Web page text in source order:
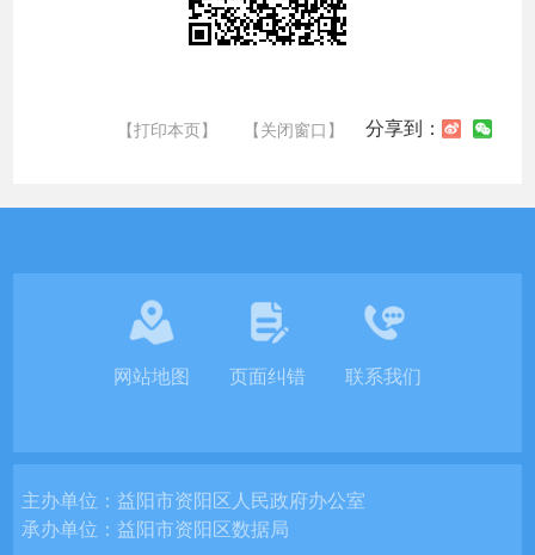
【打印本页】 【关闭窗口】 分享到：
网站地图 页面纠错 联系我们
主办单位：益阳市资阳区人民政府办公室
承办单位：益阳市资阳区数据局